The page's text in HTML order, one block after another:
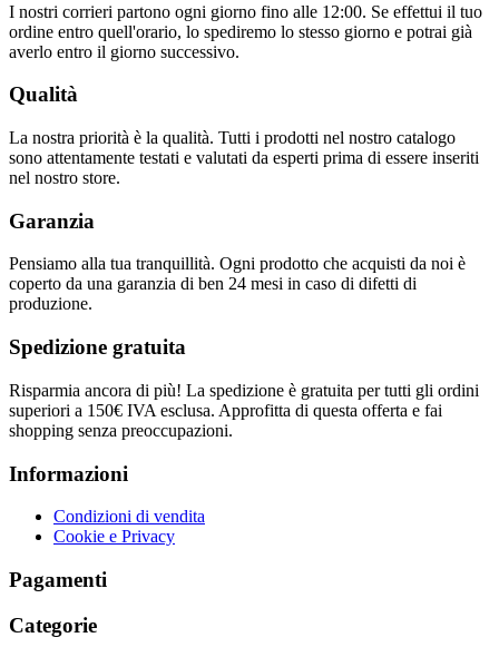
I nostri corrieri partono ogni giorno fino alle 12:00. Se effettui il tuo
ordine entro quell'orario, lo spediremo lo stesso giorno e potrai già
averlo entro il giorno successivo.
Qualità
La nostra priorità è la qualità. Tutti i prodotti nel nostro catalogo
sono attentamente testati e valutati da esperti prima di essere inseriti
nel nostro store.
Garanzia
Pensiamo alla tua tranquillità. Ogni prodotto che acquisti da noi è
coperto da una garanzia di ben 24 mesi in caso di difetti di
produzione.
Spedizione gratuita
Risparmia ancora di più! La spedizione è gratuita per tutti gli ordini
superiori a 150€ IVA esclusa. Approfitta di questa offerta e fai
shopping senza preoccupazioni.
Informazioni
Condizioni di vendita
Cookie e Privacy
Pagamenti
Categorie